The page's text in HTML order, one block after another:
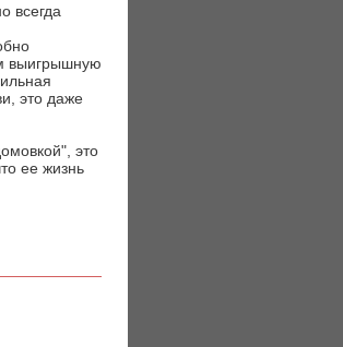
всегда
выигрышную
это даже
это
ее жизнь